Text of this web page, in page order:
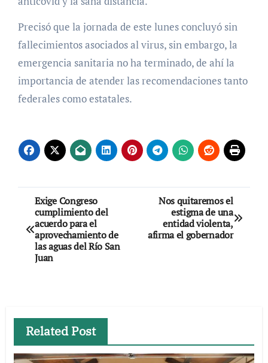
Precisó que la jornada de este lunes concluyó sin
fallecimientos asociados al virus, sin embargo, la
emergencia sanitaria no ha terminado, de ahí la
importancia de atender las recomendaciones tanto
federales como estatales.
Navegación
de
entradas
Exige Congreso
cumplimiento del
acuerdo para el
aprovechamiento de
las aguas del Río San
Juan
Nos quitaremos el
estigma de una
entidad violenta,
afirma el gobernador
Related Post